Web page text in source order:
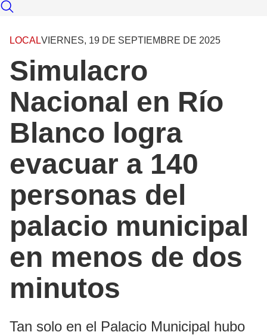
LOCALVIERNES, 19 DE SEPTIEMBRE DE 2025
Simulacro
Nacional en Río
Blanco logra
evacuar a 140
personas del
palacio municipal
en menos de dos
minutos
Tan solo en el Palacio Municipal hubo